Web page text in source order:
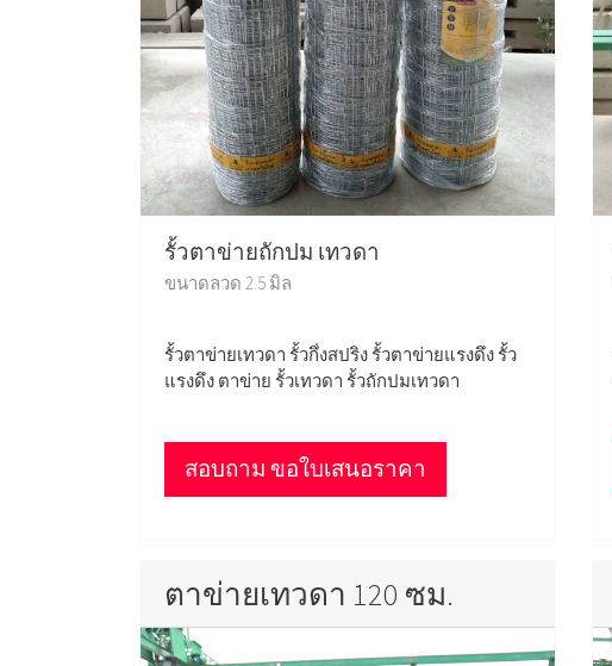
รั้วตาข่ายถักปม เทวดา
ขนาดลวด 2.5 มิล
รั้วตาข่ายเทวดา รั้วกึ่งสปริง รั้วตาข่ายแรงดึง รั้ว
แรงดึง ตาข่าย รั้วเทวดา รั้วถักปมเทวดา
สอบถาม ขอใบเสนอราคา
ตาข่ายเทวดา 120 ซม.